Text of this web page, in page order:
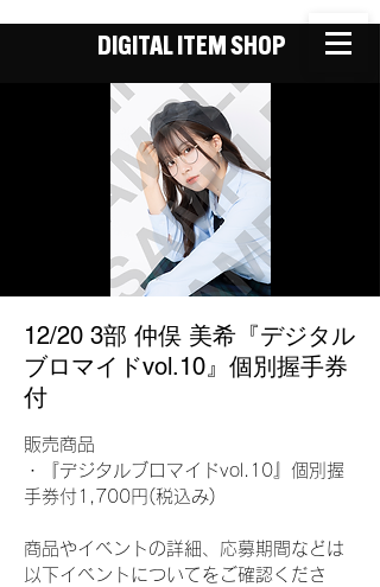
DIGITAL ITEM SHOP
12/20 3部 仲俣 美希『デジタル
ブロマイドvol.10』個別握手券
付
販売商品
・『デジタルブロマイドvol.10』個別握
手券付1,700円(税込み)
商品やイベントの詳細、応募期間などは
以下イベントについてをご確認くださ